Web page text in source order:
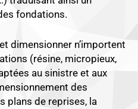
fondations.
dimensionner n’importent
(résine, micropieux,
au sinistre et aux
des
plans de reprises, la